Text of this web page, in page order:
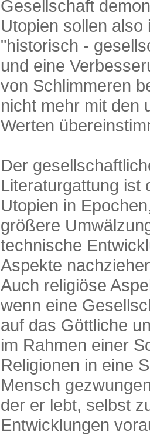
Gesellschaft
Utopien sollen
"historisch -
und eine
von Schlimmeren
nicht mehr mit den
Werten
Der
Literaturgattung ist
Utopien in
größere
technische
Aspekte
Auch religiöse
wenn eine
auf das Göttliche
im Rahmen einer
Religionen in eine
Mensch
der er lebt, selbst
Entwicklungen